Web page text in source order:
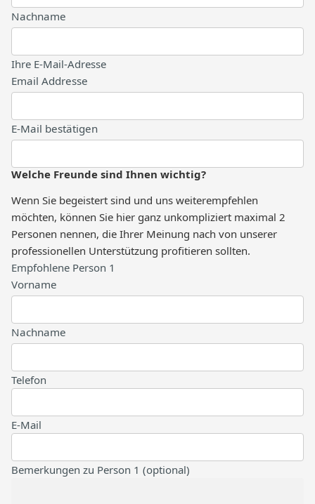
Nachname
Ihre E-Mail-Adresse
Email Addresse
E-Mail bestätigen
Welche Freunde sind Ihnen wichtig?
Wenn Sie begeistert sind und uns weiterempfehlen
möchten, können Sie hier ganz unkompliziert maximal 2
Personen nennen, die Ihrer Meinung nach von unserer
professionellen Unterstützung profitieren sollten.
Empfohlene Person 1
Vorname
Nachname
Telefon
E-Mail
Bemerkungen zu Person 1 (optional)